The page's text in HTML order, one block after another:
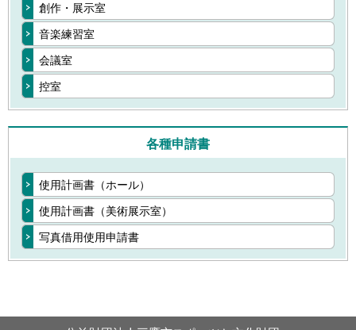
創作・展示室
音楽練習室
会議室
控室
各種申請書
使用計画書（ホール）
使用計画書（美術展示室）
写真借用使用申請書